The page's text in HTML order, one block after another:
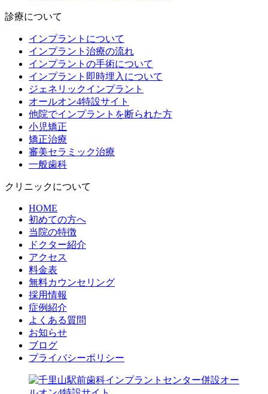
診療について
インプラントについて
インプラント治療の流れ
インプラントの手術について
インプラント即時埋入について
ジェネリックインプラント
オールオン4特設サイト
他院でインプラントを断られた方
小児矯正
矯正治療
審美セラミック治療
一般歯科
クリニックについて
HOME
初めての方へ
当院の特徴
ドクター紹介
アクセス
料金表
無料カウンセリング
採用情報
症例紹介
よくある質問
お知らせ
ブログ
プライバシーポリシー